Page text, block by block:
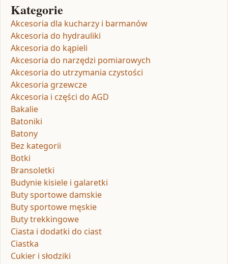
Kategorie
Akcesoria dla kucharzy i barmanów
Akcesoria do hydrauliki
Akcesoria do kąpieli
Akcesoria do narzędzi pomiarowych
Akcesoria do utrzymania czystości
Akcesoria grzewcze
Akcesoria i części do AGD
Bakalie
Batoniki
Batony
Bez kategorii
Botki
Bransoletki
Budynie kisiele i galaretki
Buty sportowe damskie
Buty sportowe męskie
Buty trekkingowe
Ciasta i dodatki do ciast
Ciastka
Cukier i słodziki